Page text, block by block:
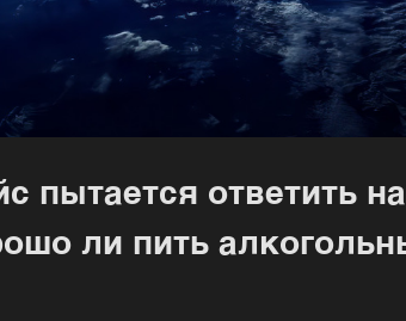
пытается ответить на
ли пить